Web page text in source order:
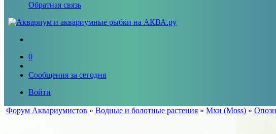
Обратная связь
0
Сообщения за сегодня
Войти
Форум Аквариумистов » Водные и болотные растения » Мхи (Moss) »